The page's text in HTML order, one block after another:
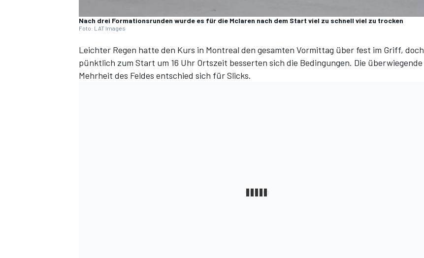
Nach drei Formationsrunden wurde es für die Mclaren nach dem Start viel zu schnell viel zu trocken
Foto: LAT Images
Leichter Regen hatte den Kurs in Montreal den gesamten Vormittag über fest im Griff, doch
pünktlich zum Start um 16 Uhr Ortszeit besserten sich die Bedingungen. Die überwiegende
Mehrheit des Feldes entschied sich für Slicks.